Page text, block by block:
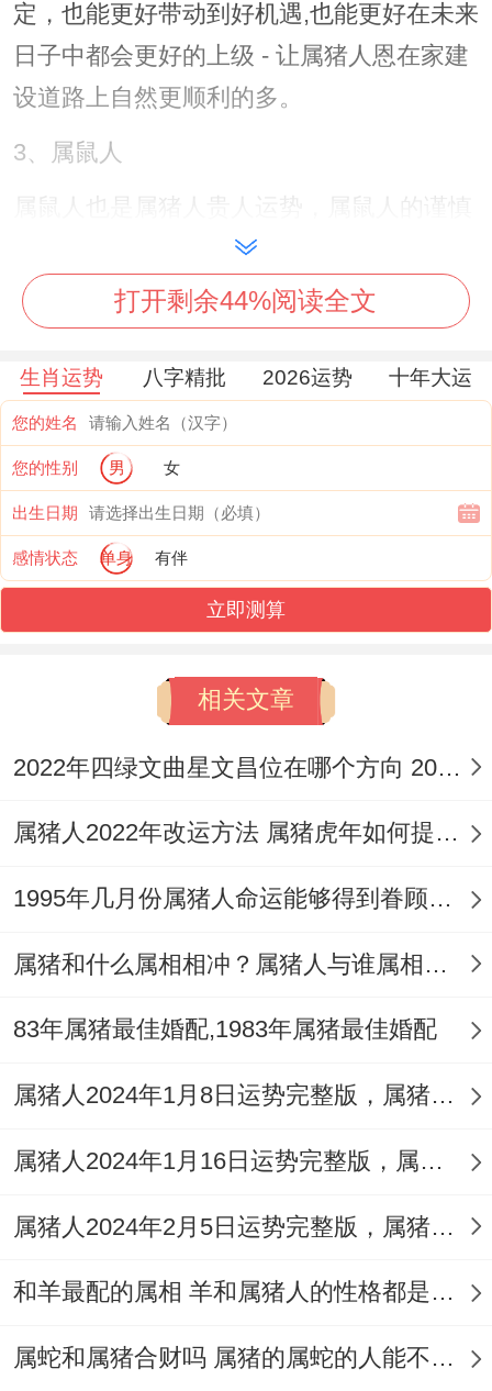
定，也能更好带动到好机遇,也能更好在未来
日子中都会更好的上级 - 让属猪人恩在家建
设道路上自然更顺利的多。
3、属鼠人
的态度对属猪人也会还算波及的多~而属鼠
人本来就是喜欢把事情做都精益求精，这点
都是直截了当感染到了属猪人~因为有了属
鼠人 - 让属猪人自然也工作生活内都少走了
很多弯路。
【属猪人怎么办提高事业的运气】
1、自信跟积极的心态
想要提高自己的事业工作运势 - 属猪人在事
业提升的时候都要提高到自己的自信心,有时
有怀疑，但如...则属猪人能一直有乐观同积
极的心态，自然都能让自身的问题内减少太
诚实守信，也是会有解决问题的能力,工作中
习好连续自我鼓励、自然都能跟好提升的。
2、提高综合素质
要反复的学习与提高专业技能也是工作事业
得做好时擦会给你的变化 - 要懂得适应到不
一样的变化、也要同样的提高好了综合素
成功的因素之一！
想起来真是~
3、把握好机遇
打开剩余44%阅读全文
生肖运势 八字精批 2026运势 十年大运
您的姓名
您的性别 男 女
出生日期
感情状态 单身 有伴
立即测算
相关文章
2022年四绿文曲星文昌位在哪个方向 2022年如何旺事业、官位
属猪人2022年改运方法 属猪虎年如何提高运势
​1995年几月份属猪人命运能够得到眷顾？命好有福气？
属猪和什么属相相冲？属猪人与谁属相相克？
83年属猪最佳婚配,1983年属猪最佳婚配
属猪人2024年1月8日运势完整版，属猪2024年1月8日今日运势如何
属猪人2024年1月16日运势完整版，属猪2024年1月16日今日运势如何
属猪人2024年2月5日运势完整版，属猪2024年2月5日今日运势如何
和羊最配的属相 羊和属猪人的性格都是什么
属蛇和属猪合财吗 属猪的属蛇的人能不能合作